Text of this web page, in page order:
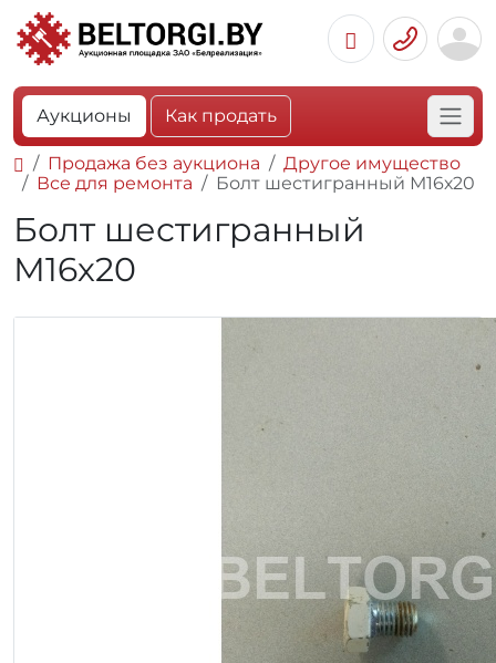
Аукционы Как продать
Продажа без аукциона
Другое имущество
Все для ремонта
Болт шестигранный М16х20
Болт шестигранный
М16х20